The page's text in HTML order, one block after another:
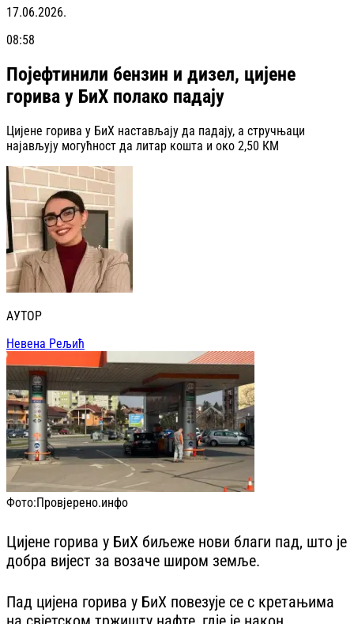
17.06.2026.
08:58
Појефтинили бензин и дизел, цијене
горива у БиХ полако падају
Цијене горива у БиХ настављају да падају, а стручњаци
најављују могућност да литар кошта и око 2,50 КМ
АУТОР
Невена Рељић
Фото:Провјерено.инфо
Цијене горива у БиХ биљеже нови благи пад, што је
добра вијест за возаче широм земље.
Пад цијена горива у БиХ повезује се с кретањима